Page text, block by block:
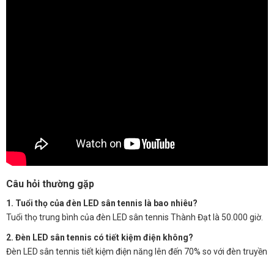
Câu hỏi thường gặp
1. Tuổi thọ của đèn LED sân tennis là bao nhiêu?
Tuổi thọ trung bình của đèn LED sân tennis Thành Đạt là 50.000 giờ.
2. Đèn LED sân tennis có tiết kiệm điện không?
Đèn LED sân tennis tiết kiệm điện năng lên đến 70% so với đèn truyền